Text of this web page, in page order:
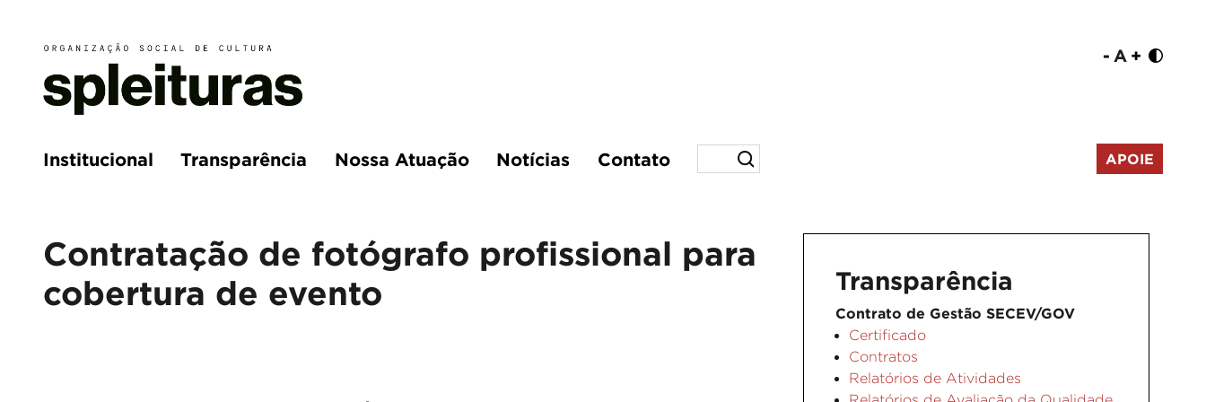
- A +
Institucional Transparência Nossa Atuação Notícias Contato APOIE
Contratação de fotógrafo profissional para
cobertura de evento
Transparência
Contrato de Gestão SECEV/GOV
Certificado
Contratos
Relatórios de Atividades